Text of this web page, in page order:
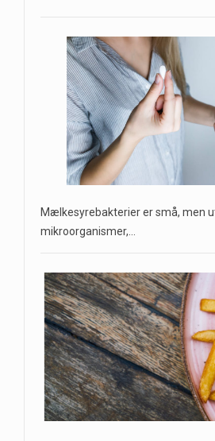
Mælkesyrebakterier er små, men
mikroorganismer,…